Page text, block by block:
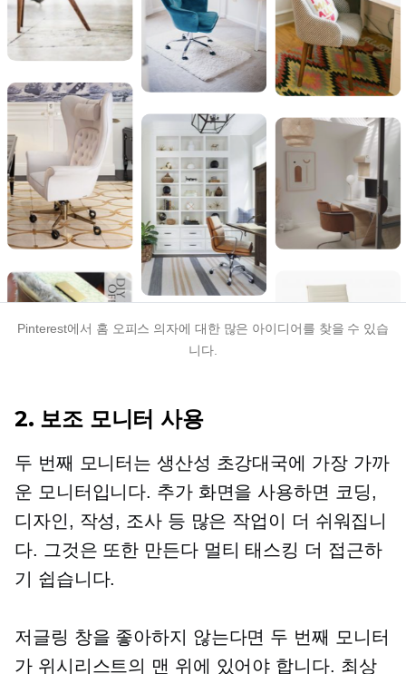
Pinterest에서 홈 오피스 의자에 대한 많은 아이디어를 찾을 수 있습
니다.
2. 보조 모니터 사용
두 번째 모니터는 생산성 초강대국에 가장 가까
운 모니터입니다. 추가 화면을 사용하면 코딩,
디자인, 작성, 조사 등 많은 작업이 더 쉬워집니
다. 그것은 또한 만든다 멀티 태스킹 더 접근하
기 쉽습니다.
저글링 창을 좋아하지 않는다면 두 번째 모니터
가 위시리스트의 맨 위에 있어야 합니다. 최상